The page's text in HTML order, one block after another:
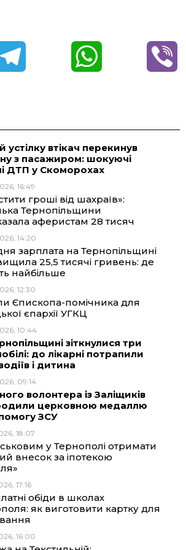
e
r
a
m
t
устілку втікач перекинув
з пасажиром: шокуючі
ДТП у Скоморохах
16:49
гроші від шахраїв»:
Тернопільщини
аферистам 28 тисяч
14:20
зарплата на Тернопільщині
25,5 тисячі гривень: де
найбільше
12:30
Єпископа-помічника для
єпархії УГКЦ
10:44
зіткнулися три
до лікарні потрапили
і дитина
09:14
волонтера із Заліщиків
церковною медаллю
ЗСУ
18:07
у Тернополі отримати
внесок за іпотекою
17:16
обіди в школах
як виготовити картку для
16:00